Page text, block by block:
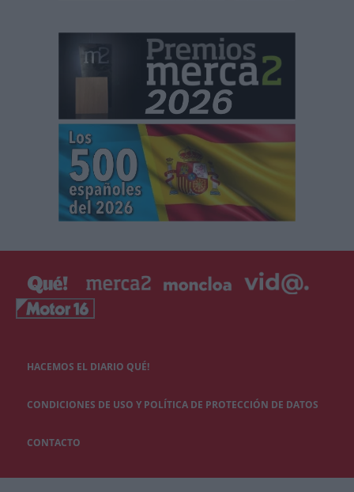
HACEMOS EL DIARIO QUÉ!
CONDICIONES DE USO Y POLÍTICA DE PROTECCIÓN DE DATOS
CONTACTO